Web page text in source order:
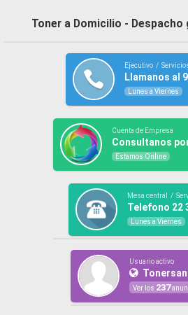
Toner a Domicilio -
Ejecutivo /
Llamanos al
Lunes a Viernes
Cuenta de Empresa
Consultanos
Estamos Online
Mesa central /
Telefono 22
Lunes a Viernes
Usuario activo
Ver los 237